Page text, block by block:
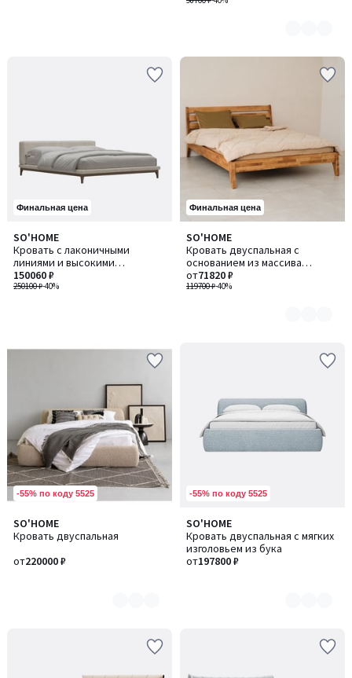
Финальная цена
SO'HOME
Кровать с лаконичными
линиями и высокими
деревянными опорами
250100 ₽-40%
150060 ₽
Финальная цена
SO'HOME
Кровать двуспальная с
основанием из массива
березы, 160х200
119700 ₽-40%
от71820 ₽
Количество
цветов:
3
-55% по коду 5525
SO'HOME
Кровать двуспальная
от220000 ₽
Количество
цветов:
-55% по коду 5525
SO'HOME
Кровать двуспальная с мягких
изголовьем из бука
от197800 ₽
Количество
цветов:
7